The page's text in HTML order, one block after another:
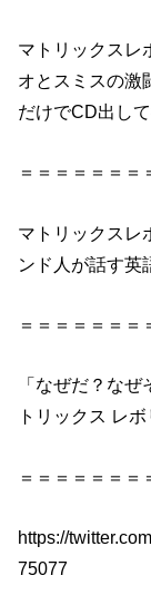
マトリックスレ
オとスミスの激
だけでCD出して
＝＝＝＝＝＝＝
マトリックスレ
ンド人が話す英
＝＝＝＝＝＝＝
「なぜだ？な
トリックス レ
＝＝＝＝＝＝＝
https://
75077